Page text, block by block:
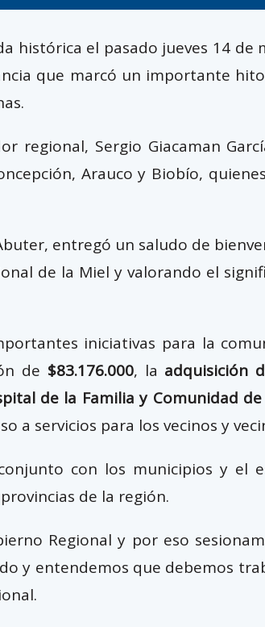
histórica el pasado jueves 14
que marcó un importante
regional, Sergio Giacaman
Arauco y Biobío,
entregó un saludo de
de la Miel y valorando el
iniciativas para la
de $83.176.000, la adquisición
de la Familia y Comunidad
a servicios para los vecinos y
con los municipios y el
de la región.
Regional y por eso
y entendemos que debemos